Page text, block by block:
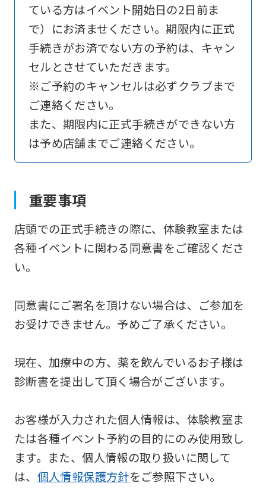
ている方はイベント開始日の2日前ま
で）にお済ませください。期限内に正式
手続きがお済でない方の予約は、キャン
セルとさせていただきます。
※ご予約のキャンセルは必ずクラブまで
ご連絡ください。
また、期限内に正式手続きができない方
は予め店舗までご連絡ください。
重要事項
店頭での正式手続きの際に、体験教室または
各種イベントに関わる同意書をご確認くださ
い。
同意書にご署名を頂けない場合は、ご参加を
お受けできません。予めご了承ください。
現在、加療中の方、薬を飲んでいるお子様は
診断書を提出して頂く場合がございます。
お客様が入力された個人情報は、体験教室ま
たは各種イベント予約の目的にのみ使用致し
ます。また、個人情報の取り扱いに関して
は、 個人情報保護方針をご参照下さい。